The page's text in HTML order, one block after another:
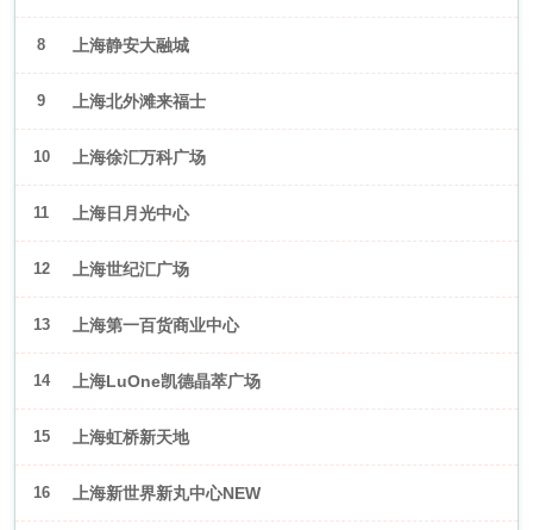
8 上海静安大融城
9 上海北外滩来福士
10 上海徐汇万科广场
11 上海日月光中心
12 上海世纪汇广场
13 上海第一百货商业中心
14 上海LuOne凯德晶萃广场
15 上海虹桥新天地
16 上海新世界新丸中心NEW